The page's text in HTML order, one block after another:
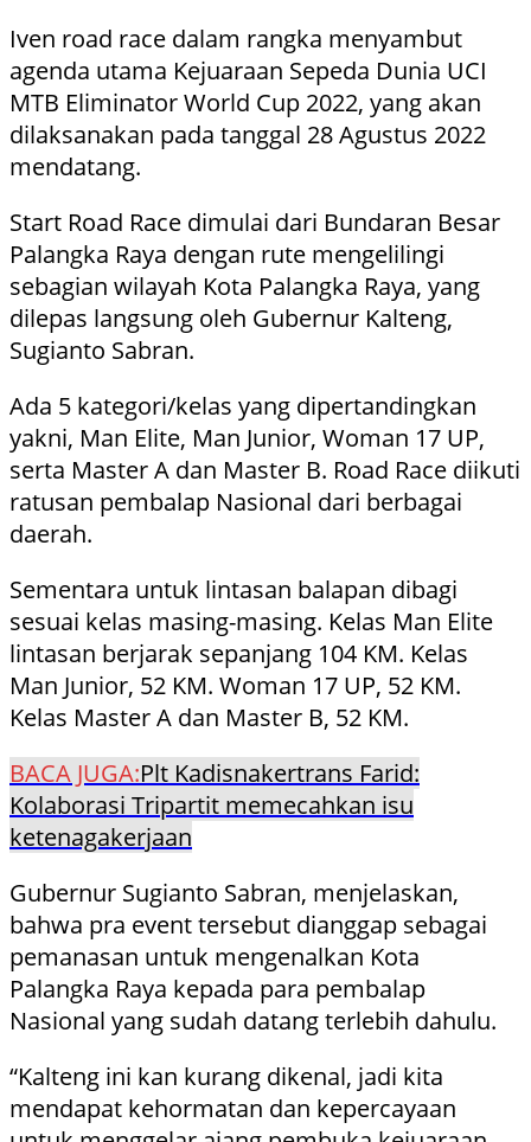
Iven road race dalam rangka menyambut
agenda utama Kejuaraan Sepeda Dunia UCI
MTB Eliminator World Cup 2022, yang akan
dilaksanakan pada tanggal 28 Agustus 2022
mendatang.
Start Road Race dimulai dari Bundaran Besar
Palangka Raya dengan rute mengelilingi
sebagian wilayah Kota Palangka Raya, yang
dilepas langsung oleh Gubernur Kalteng,
Sugianto Sabran.
Ada 5 kategori/kelas yang dipertandingkan
yakni, Man Elite, Man Junior, Woman 17 UP,
serta Master A dan Master B. Road Race diikuti
ratusan pembalap Nasional dari berbagai
daerah.
Sementara untuk lintasan balapan dibagi
sesuai kelas masing-masing. Kelas Man Elite
lintasan berjarak sepanjang 104 KM. Kelas
Man Junior, 52 KM. Woman 17 UP, 52 KM.
Kelas Master A dan Master B, 52 KM.
BACA JUGA:Plt Kadisnakertrans Farid:
Kolaborasi Tripartit memecahkan isu
ketenagakerjaan
Gubernur Sugianto Sabran, menjelaskan,
bahwa pra event tersebut dianggap sebagai
pemanasan untuk mengenalkan Kota
Palangka Raya kepada para pembalap
Nasional yang sudah datang terlebih dahulu.
“Kalteng ini kan kurang dikenal, jadi kita
mendapat kehormatan dan kepercayaan